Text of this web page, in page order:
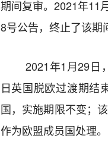
期间复审。2021年11
8号公告，终止了该期
2021年1 月29日
日英国脱欧过渡期结
国，实施期限不变；
作为欧盟成员国处理。